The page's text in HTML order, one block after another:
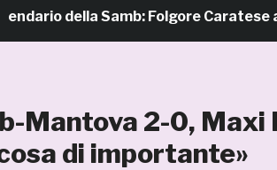
della Samb: Folgore Caratese
Mantova 2-0, Maxi
di importante»